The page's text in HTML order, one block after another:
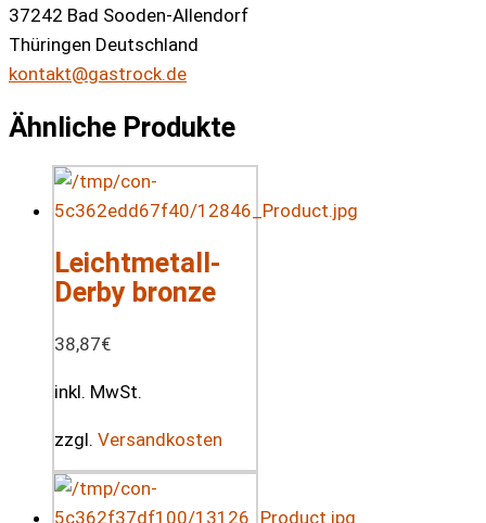
37242 Bad Sooden-Allendorf
Thüringen Deutschland
kontakt@gastrock.de
Ähnliche Produkte
Leichtmetall-
Derby bronze
38,87€
inkl. MwSt.
zzgl. Versandkosten